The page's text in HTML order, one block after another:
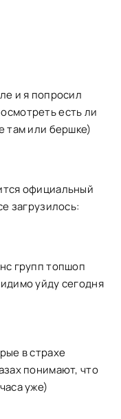
и я попросил
есть ли
там или бершке)
официальный
загрузилось:
групп топшоп
уйду сегодня
в страхе
понимают, что
уже)